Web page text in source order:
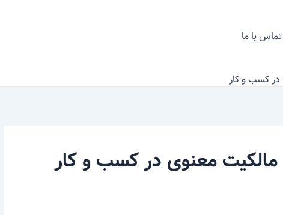
تماس با ما
در کسب و کار
مالکیت معنوی در کسب و کار